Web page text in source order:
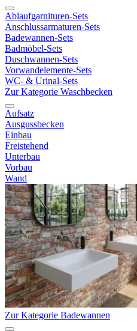
Ablaufgarnituren-Sets
Anschlussarmaturen-Sets
Badewannen-Sets
Badmöbel-Sets
Duschwannen-Sets
Vorwandelemente-Sets
WC- & Urinal-Sets
Zur Kategorie Waschbecken
Aufsatz
Ausgussbecken
Einbau
Freistehend
Unterbau
Vorbau
Wand
Zur Kategorie Badewannen